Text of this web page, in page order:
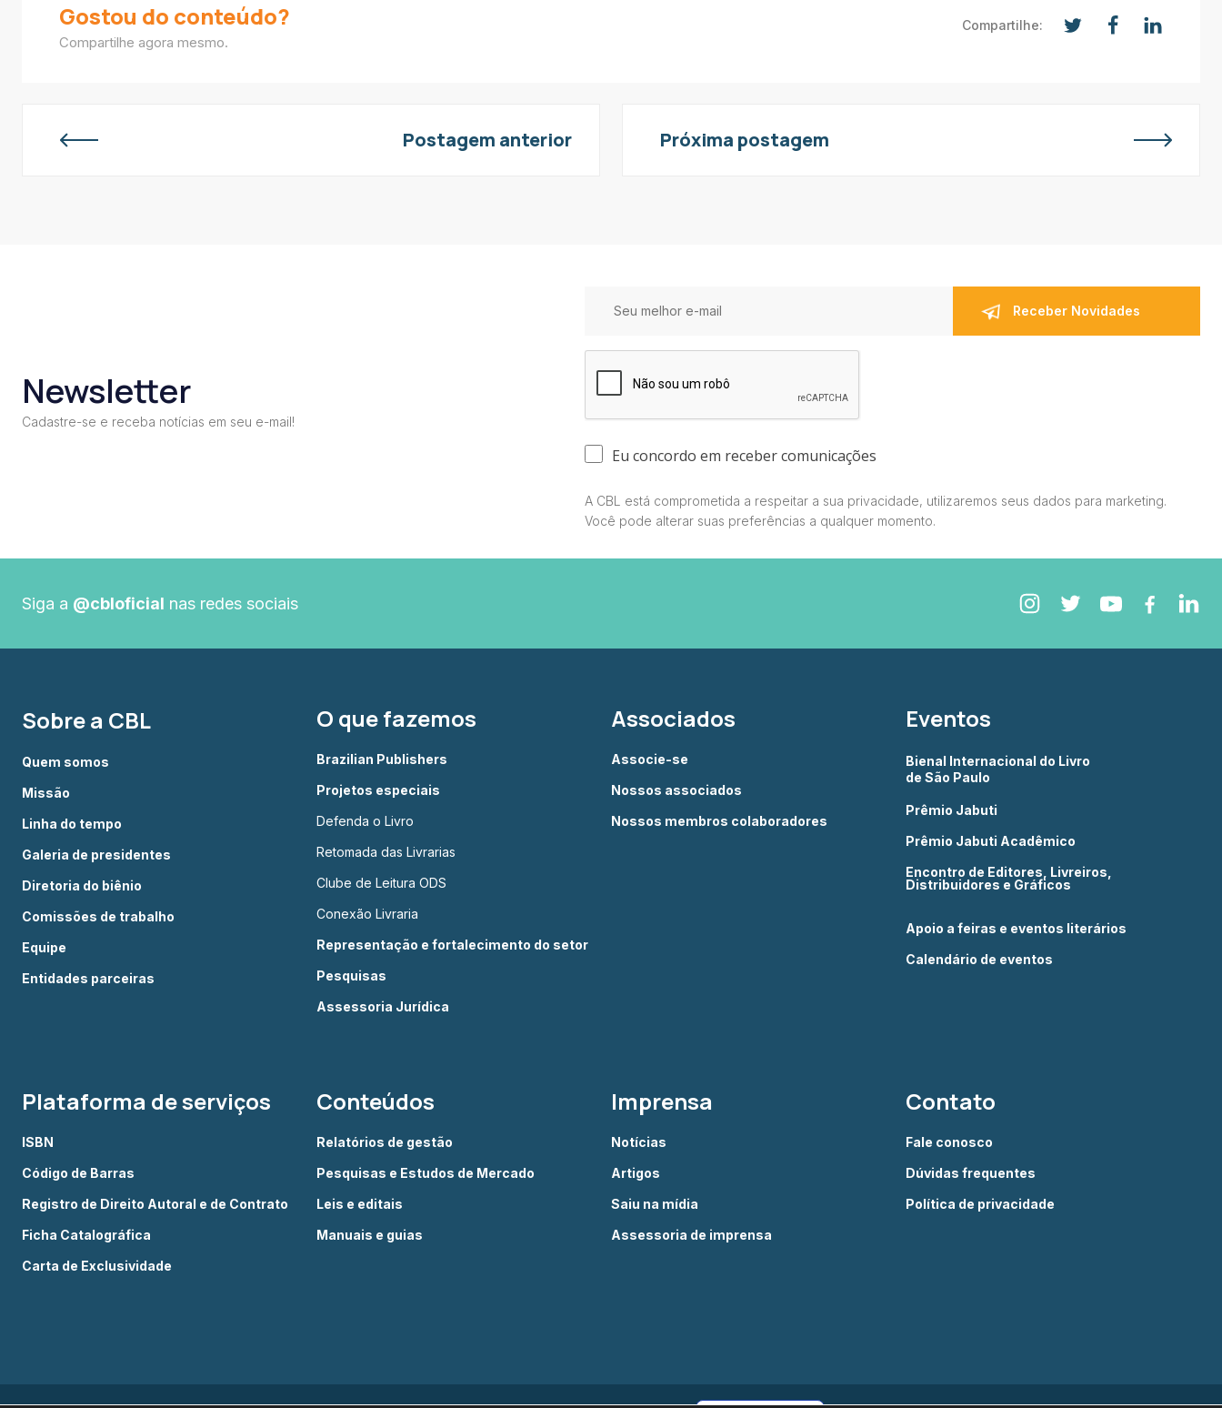
Gostou do conteúdo?
Compartilhe agora mesmo.
Compartilhe:
Postagem anterior Próxima postagem
Newsletter
Cadastre-se e receba notícias em seu e-mail!
Eu concordo em receber comunicações
A CBL está comprometida a respeitar a sua privacidade, utilizaremos seus dados para marketing.
Você pode alterar suas preferências a qualquer momento.
Siga a @cbloficial nas redes sociais
Sobre a CBL
Quem somos
Missão
Linha do tempo
Galeria de presidentes
Diretoria do biênio
Comissões de trabalho
Equipe
Entidades parceiras
O que fazemos
Brazilian Publishers
Projetos especiais
Defenda o Livro
Retomada das Livrarias
Clube de Leitura ODS
Conexão Livraria
Representação e fortalecimento do setor
Pesquisas
Assessoria Jurídica
Associados
Associe-se
Nossos associados
Nossos membros colaboradores
Eventos
Bienal Internacional do Livro
de São Paulo
Prêmio Jabuti
Prêmio Jabuti Acadêmico
Encontro de Editores, Livreiros,
Distribuidores e Gráficos
Apoio a feiras e eventos literários
Calendário de eventos
Plataforma de serviços
ISBN
Código de Barras
Registro de Direito Autoral e de Contrato
Ficha Catalográfica
Carta de Exclusividade
Conteúdos
Relatórios de gestão
Pesquisas e Estudos de Mercado
Leis e editais
Manuais e guias
Imprensa
Notícias
Artigos
Saiu na mídia
Assessoria de imprensa
Contato
Fale conosco
Dúvidas frequentes
Política de privacidade